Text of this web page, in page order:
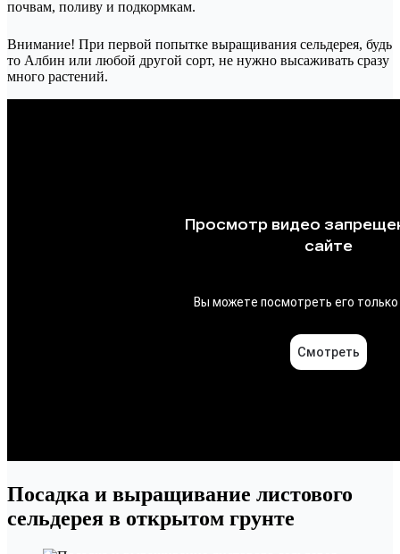
почвам, поливу и подкормкам.
Внимание! При первой попытке выращивания сельдерея, будь
то Албин или любой другой сорт, не нужно высаживать сразу
много растений.
Посадка и выращивание листового
сельдерея в открытом грунте